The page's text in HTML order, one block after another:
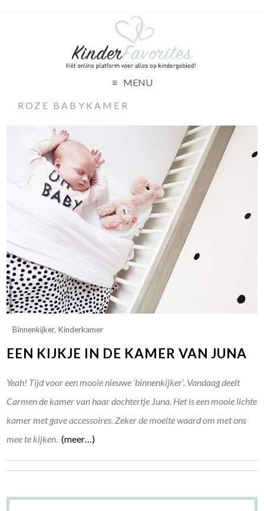
MENU
ROZE BABYKAMER
Binnenkijker, Kinderkamer
EEN KIJKJE IN DE KAMER VAN JUNA
Yeah! Tijd voor een mooie nieuwe ‘binnenkijker’. Vandaag deelt
Carmen de kamer van haar dochtertje Juna. Het is een mooie lichte
kamer met gave accessoires. Zeker de moeite waard om met ons
mee te kijken. (meer…)